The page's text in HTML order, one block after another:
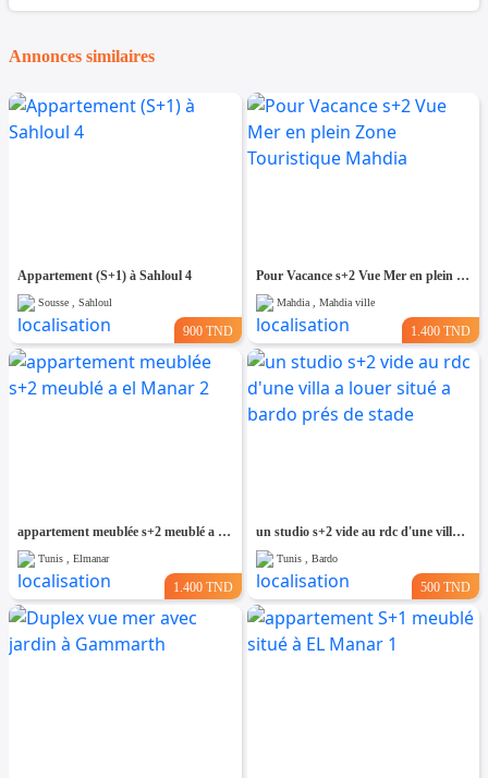
Annonces similaires
Appartement (S+1) à Sahloul 4
Sousse , Sahloul
900 TND
Pour Vacance s+2 Vue Mer en plein Zone Touristique Mahdia
Mahdia , Mahdia ville
1.400 TND
appartement meublée s+2 meublé a el Manar 2
Tunis , Elmanar
1.400 TND
un studio s+2 vide au rdc d'une villa a louer situé a bardo prés de stade
Tunis , Bardo
500 TND